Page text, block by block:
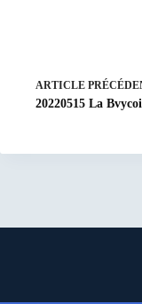
ARTICLE
20220515 La